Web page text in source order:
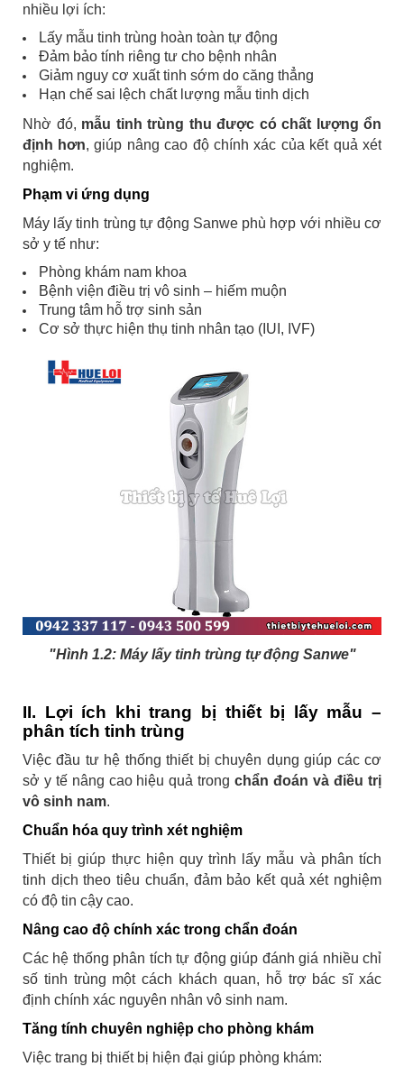
nhiều lợi ích:
Lấy mẫu tinh trùng hoàn toàn tự động
Đảm bảo tính riêng tư cho bệnh nhân
Giảm nguy cơ xuất tinh sớm do căng thẳng
Hạn chế sai lệch chất lượng mẫu tinh dịch
Nhờ đó, mẫu tinh trùng thu được có chất lượng ổn
định hơn, giúp nâng cao độ chính xác của kết quả xét
nghiệm.
Phạm vi ứng dụng
Máy lấy tinh trùng tự động Sanwe phù hợp với nhiều cơ
sở y tế như:
Phòng khám nam khoa
Bệnh viện điều trị vô sinh – hiếm muộn
Trung tâm hỗ trợ sinh sản
Cơ sở thực hiện thụ tinh nhân tạo (IUI, IVF)
"Hình 1.2: Máy lấy tinh trùng tự động Sanwe"
II. Lợi ích khi trang bị thiết bị lấy mẫu –
phân tích tinh trùng
Việc đầu tư hệ thống thiết bị chuyên dụng giúp các cơ
sở y tế nâng cao hiệu quả trong chẩn đoán và điều trị
vô sinh nam.
Chuẩn hóa quy trình xét nghiệm
Thiết bị giúp thực hiện quy trình lấy mẫu và phân tích
tinh dịch theo tiêu chuẩn, đảm bảo kết quả xét nghiệm
có độ tin cậy cao.
Nâng cao độ chính xác trong chẩn đoán
Các hệ thống phân tích tự động giúp đánh giá nhiều chỉ
số tinh trùng một cách khách quan, hỗ trợ bác sĩ xác
định chính xác nguyên nhân vô sinh nam.
Tăng tính chuyên nghiệp cho phòng khám
Việc trang bị thiết bị hiện đại giúp phòng khám: